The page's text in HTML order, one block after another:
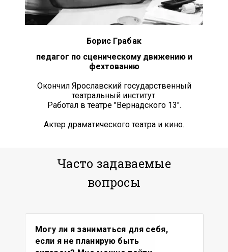
Борис Грабак
педагог по сценическому движению и
фехтованию
Окончил Ярославский государственный
театральный институт.
Работал в театре "Вернадского 13".
Актер драматического театра и кино.
Часто задаваемые
вопросы
Могу ли я заниматься для себя,
если я не планирую быть